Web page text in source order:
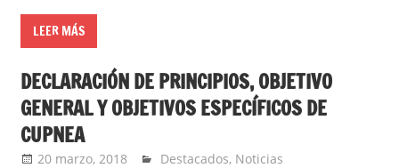
LEER MÁS
DECLARACIÓN DE PRINCIPIOS, OBJETIVO
GENERAL Y OBJETIVOS ESPECÍFICOS DE
CUPNEA
20 marzo, 2018 admin
Destacados, Noticias